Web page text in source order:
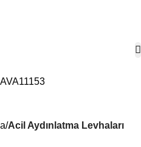
Acil Aydınlatma Levhaları